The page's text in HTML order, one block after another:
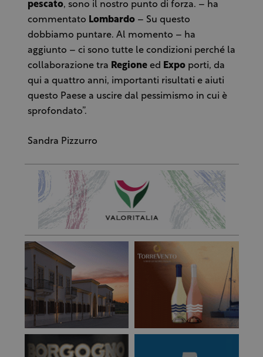
pescato, sono il nostro punto di forza. – ha
commentato Lombardo – Su questo
dobbiamo puntare. Al momento – ha
aggiunto – ci sono tutte le condizioni perché la
collaborazione tra Regioneed Expoporti, da
qui a quattro anni, importanti risultati e aiuti
questo Paese a uscire dal pessimismo in cui è
sprofondato”.
Sandra Pizzurro